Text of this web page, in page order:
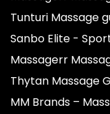
Tunturi Massage
Sanbo Elite -
Massagerr
Thytan Massage
MM Brands –